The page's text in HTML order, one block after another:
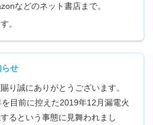
などのネット書店まで。
。
らせ
り誠にありがとうございます。
目前に控えた2019年12月漏電火
るという事態に見舞われまし